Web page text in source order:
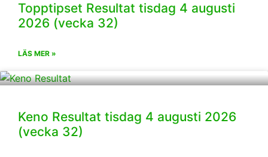
Topptipset Resultat tisdag 4 augusti
2026 (vecka 32)
LÄS MER »
Keno Resultat tisdag 4 augusti 2026
(vecka 32)